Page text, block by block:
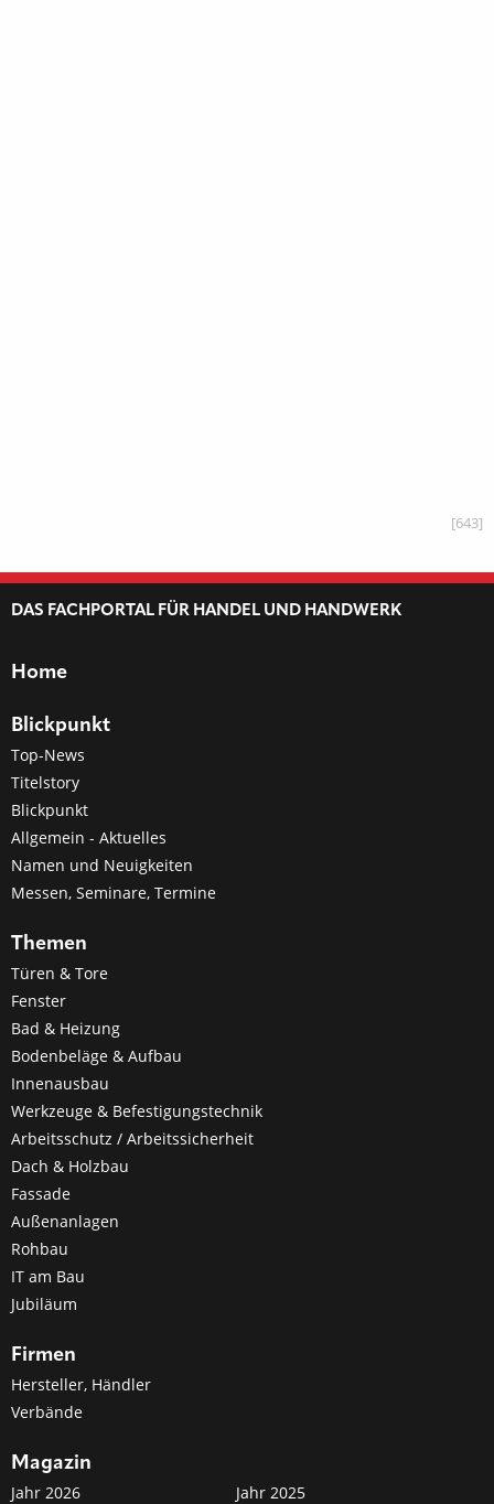
[643]
DAS FACHPORTAL FÜR HANDEL UND HANDWERK
Home
Blickpunkt
Top-News
Titelstory
Blickpunkt
Allgemein - Aktuelles
Namen und Neuigkeiten
Messen, Seminare, Termine
Themen
Türen & Tore
Fenster
Bad & Heizung
Bodenbeläge & Aufbau
Innenausbau
Werkzeuge & Befestigungstechnik
Arbeitsschutz / Arbeitssicherheit
Dach & Holzbau
Fassade
Außenanlagen
Rohbau
IT am Bau
Jubiläum
Firmen
Hersteller, Händler
Verbände
Magazin
Jahr 2026
Jahr 2025